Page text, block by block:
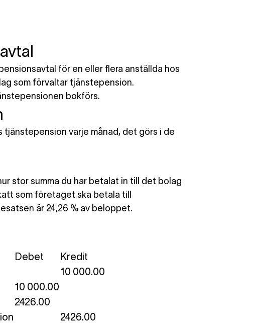
för en eller flera anställda hos
som förvaltar tjänstepension.
bokförs.
varje månad, det görs i de
stor summa du har betalat in till det bolag
som företaget ska betala till
är 24,26 % av beloppet.
Debet
Kredit
10 000.00
10 000.00
2426.00
2426.00